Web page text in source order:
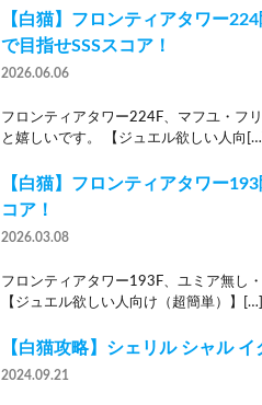
【白猫】フロンティアタワー
で目指せSSSスコア！
2026.06.06
フロンティアタワー224F、マフユ・フ
と嬉しいです。 【ジュエル欲しい人向[…]
【白猫】フロンティアタワー
コア！
2026.03.08
フロンティアタワー193F、ユミア無し
【ジュエル欲しい人向け（超簡単）】[…]
【白猫攻略】シェリル シャル
2024.09.21